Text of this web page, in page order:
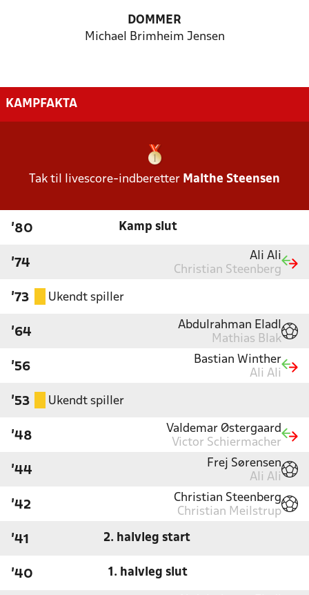
DOMMER
Michael Brimheim Jensen
KAMPFAKTA
Tak til livescore-indberetter Malthe Steensen
'80 Kamp slut
'74
Ali Ali
Christian Steenberg
'73 Ukendt spiller
'64
Abdulrahman Eladl
Mathias Blak
'56
Bastian Winther
Ali Ali
'53 Ukendt spiller
'48
Valdemar Østergaard
Victor Schiermacher
'44
Frej Sørensen
Ali Ali
'42
Christian Steenberg
Christian Meilstrup
'41 2. halvleg start
'40 1. halvleg slut